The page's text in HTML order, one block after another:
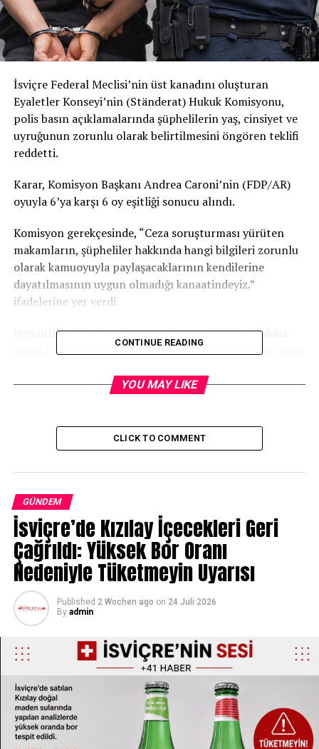
İsviçre Federal Meclisi’nin üst kanadını oluşturan
Eyaletler Konseyi’nin (Ständerat) Hukuk Komisyonu,
polis basın açıklamalarında şüphelilerin yaş, cinsiyet ve
uyruğunun zorunlu olarak belirtilmesini öngören teklifi
reddetti.
Karar, Komisyon Başkanı Andrea Caroni’nin (FDP/AR)
oyuyla 6’ya karşı 6 oy eşitliği sonucu alındı.
Komisyon gerekçesinde, “Ceza soruşturması yürüten
makamların, şüpheliler hakkında hangi bilgileri zorunlu
olarak kamuoyuyla paylaşacaklarının kendilerine
dayatılmasının uygun olmadığı kanaatindeyiz.”
ifadelerine yer verdi.
Bununla birlikte komisyon, söz konusu bilgilerin daha
sonra Federal İstatistik Ofisi tarafından hazırlanan polis
istatistiklerde yer almasını olumlu karşıladığını bildirdi.
geçici el koyma önerisi
DON'T MISS
Ocak Ayında Boşanma Başvuruları Artıyor
CONTINUE READING
YOU MAY LIKE
CLICK TO COMMENT
GÜNDEM
İsviçre’de Kızılay İçecekleri Geri
Çağrıldı: Yüksek Bor Oranı
Nedeniyle Tüketmeyin Uyarısı
Published 2 Wochen ago on 24 Juli 2026
By admin